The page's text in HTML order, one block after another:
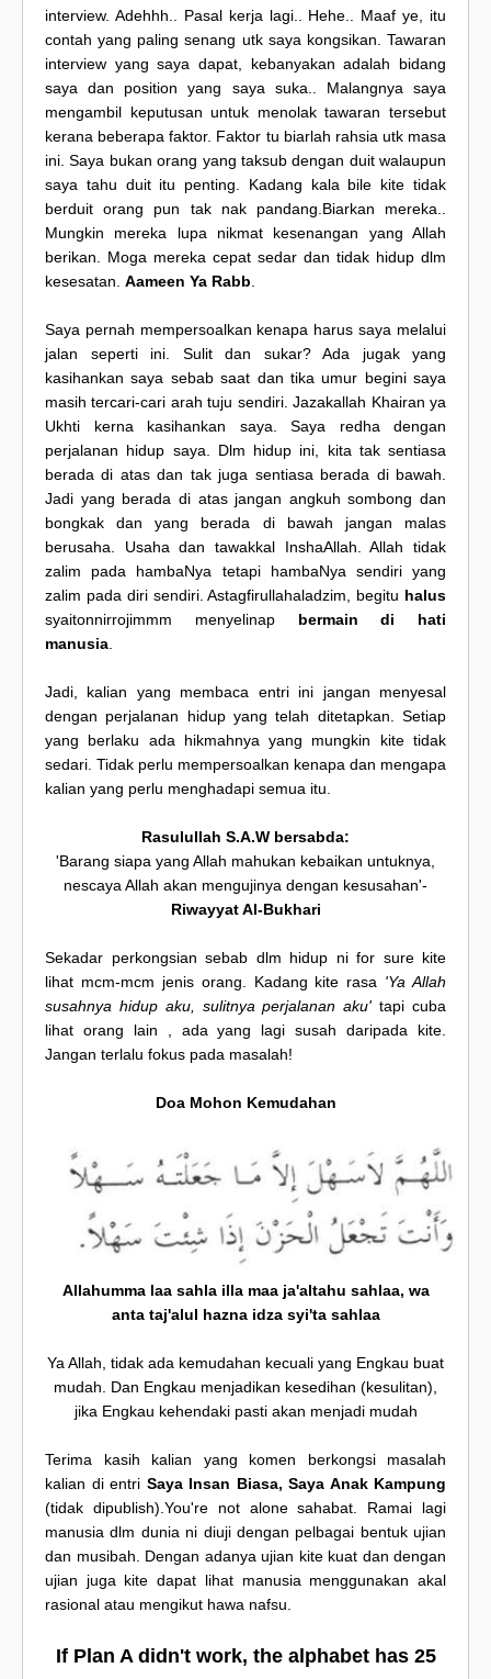
interview. Adehhh.. Pasal kerja lagi.. Hehe.. Maaf ye, itu
contah yang paling senang utk saya kongsikan. Tawaran
interview yang saya dapat, kebanyakan adalah bidang
saya dan position yang saya suka.. Malangnya saya
mengambil keputusan untuk menolak tawaran tersebut
kerana beberapa faktor. Faktor tu biarlah rahsia utk masa
ini. Saya bukan orang yang taksub dengan duit walaupun
saya tahu duit itu penting. Kadang kala bile kite tidak
berduit orang pun tak nak pandang.Biarkan mereka..
Mungkin mereka lupa nikmat kesenangan yang Allah
berikan. Moga mereka cepat sedar dan tidak hidup dlm
kesesatan. Aameen Ya Rabb
Saya pernah mempersoalkan kenapa harus saya melalui
jalan seperti ini. Sulit dan sukar? Ada jugak yang
kasihankan saya sebab saat dan tika umur begini saya
masih tercari-cari arah tuju sendiri. Jazakallah Khairan ya
Ukhti kerna kasihankan saya. Saya redha dengan
perjalanan hidup saya. Dlm hidup ini, kita tak sentiasa
berada di atas dan tak juga sentiasa berada di bawah.
Jadi yang berada di atas jangan angkuh sombong dan
bongkak dan yang berada di bawah jangan malas
berusaha. Usaha dan tawakkal InshaAllah. Allah tidak
zalim pada hambaNya tetapi hambaNya sendiri yang
zalim pada diri sendiri. Astagfirullahaladzim, begitu halus
syaitonnirrojimmm menyelinap bermain di hati
manusia
Jadi, kalian yang membaca entri ini jangan menyesal
dengan perjalanan hidup yang telah ditetapkan. Setiap
yang berlaku ada hikmahnya yang mungkin kite tidak
sedari. Tidak perlu mempersoalkan kenapa dan mengapa
kalian yang perlu menghadapi semua itu.
Rasulullah S.A.W bersabda:
'Barang siapa yang Allah mahukan kebaikan untuknya,
nescaya Allah akan mengujinya dengan kesusahan'-
Riwayyat Al-Bukhari
Sekadar perkongsian sebab dlm hidup ni for sure kite
lihat mcm-mcm jenis orang. Kadang kite rasa 'Ya Allah
susahnya hidup aku, sulitnya perjalanan aku' tapi cuba
lihat orang lain , ada yang lagi susah daripada kite.
Jangan terlalu fokus pada masalah!
Doa Mohon Kemudahan
Allahumma laa sahla illa maa ja'altahu sahlaa, wa
anta taj'alul hazna idza syi'ta sahlaa
Ya Allah, tidak ada kemudahan kecuali yang Engkau buat
mudah. Dan Engkau menjadikan kesedihan (kesulitan),
jika Engkau kehendaki pasti akan menjadi mudah
Terima kasih kalian yang komen berkongsi masalah
kalian di entri Saya Insan Biasa, Saya Anak Kampung
(tidak dipublish).You're not alone sahabat. Ramai lagi
manusia dlm dunia ni diuji dengan pelbagai bentuk ujian
dan musibah. Dengan adanya ujian kite kuat dan dengan
ujian juga kite dapat lihat manusia menggunakan akal
rasional atau mengikut hawa nafsu.
If Plan A didn't work, the alphabet has 25